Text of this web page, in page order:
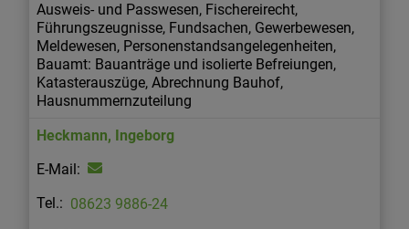
Ausweis- und Passwesen, Fischereirecht,
Führungszeugnisse, Fundsachen, Gewerbewesen,
Meldewesen, Personenstandsangelegenheiten,
Bauamt: Bauanträge und isolierte Befreiungen,
Katasterauszüge, Abrechnung Bauhof,
Hausnummernzuteilung
Heckmann, Ingeborg
08623 9886-24